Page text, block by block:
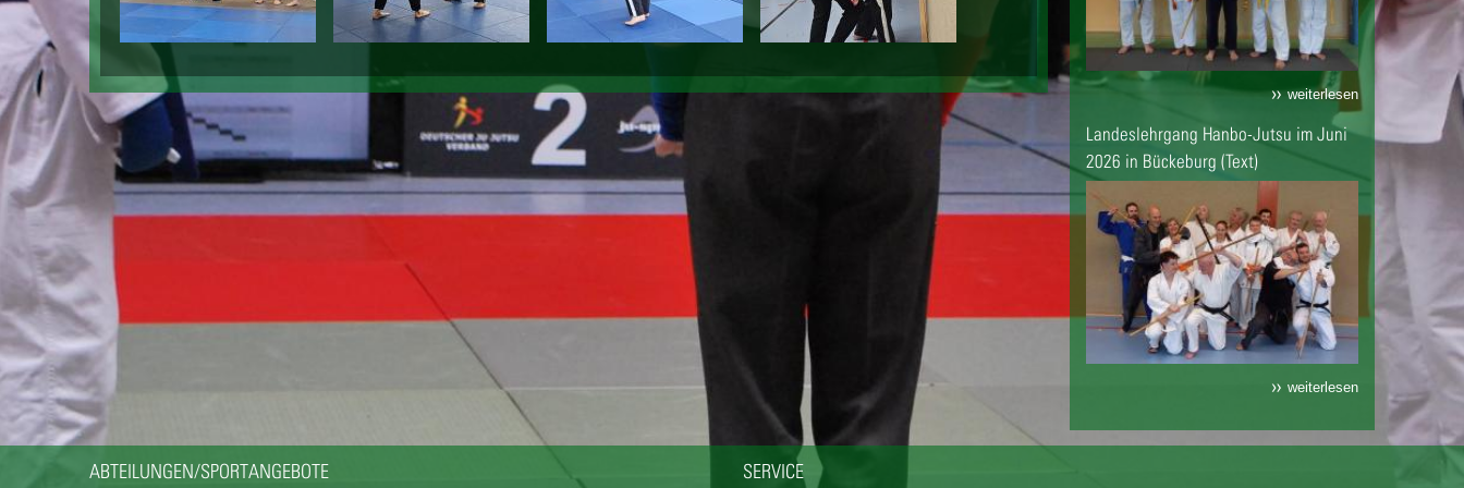
weiterlesen
Landeslehrgang Hanbo-Jutsu im Juni
2026 in Bückeburg (Text)
weiterlesen
ABTEILUNGEN/SPORTANGEBOTE SERVICE